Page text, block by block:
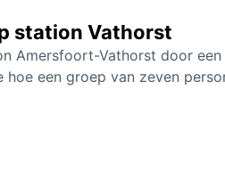
station Vathorst
Amersfoort-Vathorst door
een groep van zeven